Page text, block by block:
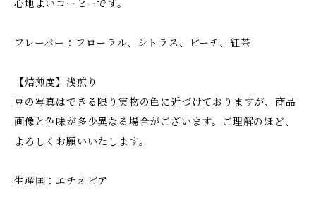
心地よいコーヒーです。
フレーバー：フローラル、シトラス、ピーチ、紅茶
【焙煎度】浅煎り
豆の写真はできる限り実物の色に近づけておりますが、商品
画像と色味が多少異なる場合がございます。ご理解のほど、
よろしくお願いいたします。
生産国：エチオピア